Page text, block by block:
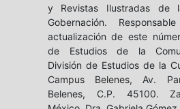
y Revistas Ilustradas de
Gobernación.
actualización de este
de Estudios de la
División de Estudios de la
Campus Belenes, Av.
Belenes, C.P. 45100.